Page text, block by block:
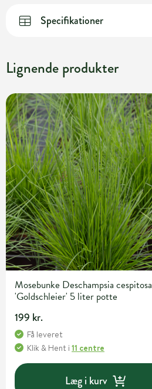
Specifikationer
Lignende produkter
Mosebunke Deschampsia cespitosa
'Goldschleier' 5 liter potte
199 kr.
Få leveret
Klik & Hent i 11 centre
Læg i kurv